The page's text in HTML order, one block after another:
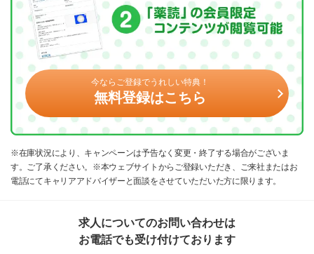
今ならご登録でうれしい特典！
無料登録はこちら
※在庫状況により、キャンペーンは予告なく変更・終了する場合がございま
す。ご了承ください。※本ウェブサイトからご登録いただき、ご来社またはお
電話にてキャリアアドバイザーと面談をさせていただいた方に限ります。
求人についてのお問い合わせは
お電話でも受け付けております